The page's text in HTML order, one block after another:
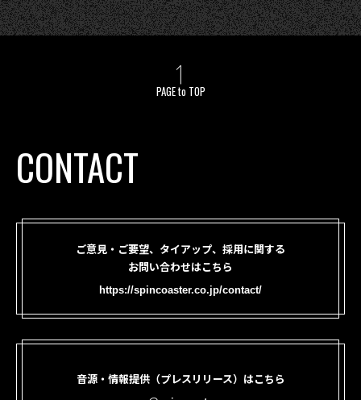
PAGE to TOP
CONTACT
ご意見・ご要望、タイアップ、採用に関する
お問い合わせはこちら
https://spincoaster.co.jp/contact/
音源・情報提供（プレスリリース）はこちら